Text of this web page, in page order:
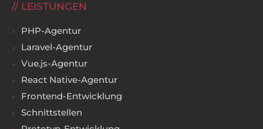
LEISTUNGEN
PHP-Agentur
Laravel-Agentur
Vue.js-Agentur
React Native-Agentur
Frontend-Entwicklung
Schnittstellen